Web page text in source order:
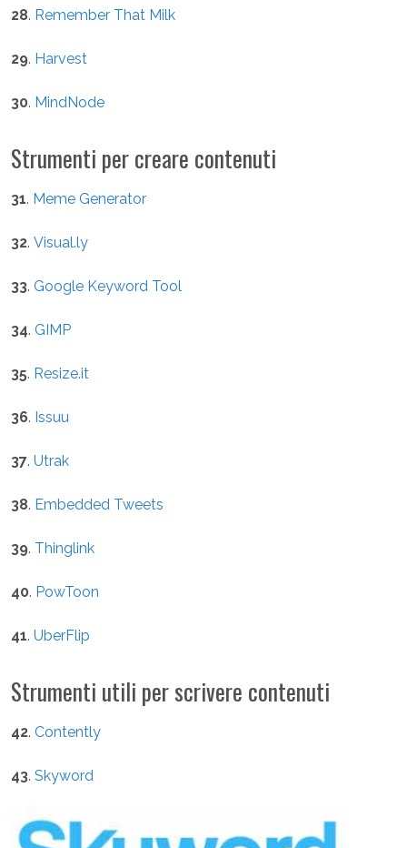
28. Remember That Milk
29. Harvest
30. MindNode
Strumenti per creare contenuti
31. Meme Generator
32. Visual.ly
33. Google Keyword Tool
34. GIMP
35. Resize.it
36. Issuu
37. Utrak
38. Embedded Tweets
39. Thinglink
40. PowToon
41. UberFlip
Strumenti utili per scrivere contenuti
42. Contently
43. Skyword